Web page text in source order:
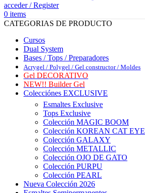
acceder / Register
0 items
CATEGORIAS DE PRODUCTO
Cursos
Dual System
Bases / Tops / Preparadores
Acrygel / Polygel / Gel constructor / Moldes
Gel DECORATIVO
NEW!! Builder Gel
Colecciónes EXCLUSIVE
Esmaltes Exclusive
Tops Exclusive
Colección MAGIC BOOM
Colección KOREAN CAT EYE
Colección GALAXY
Colección METALLIC
Colección OJO DE GATO
Colección PURPU
Colección PEARL
Nueva Colección 2026